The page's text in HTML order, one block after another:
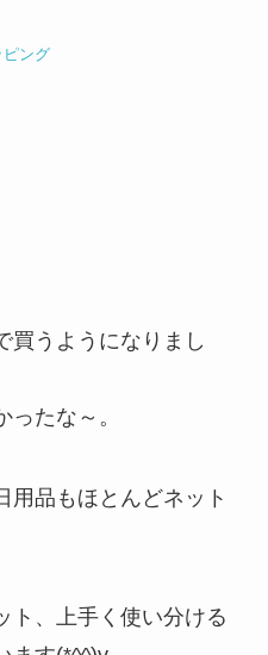
ピング
買うようになりまし
たな～。
用品もほとんどネット
ト、上手く使い分ける